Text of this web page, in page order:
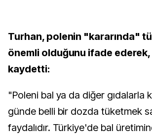
Turhan, polenin "kararında"
önemli olduğunu ifade ederek,
kaydetti:
"Poleni bal ya da diğer gıdalarla
günde belli bir dozda tüketmek
faydalıdır. Türkiye'de bal